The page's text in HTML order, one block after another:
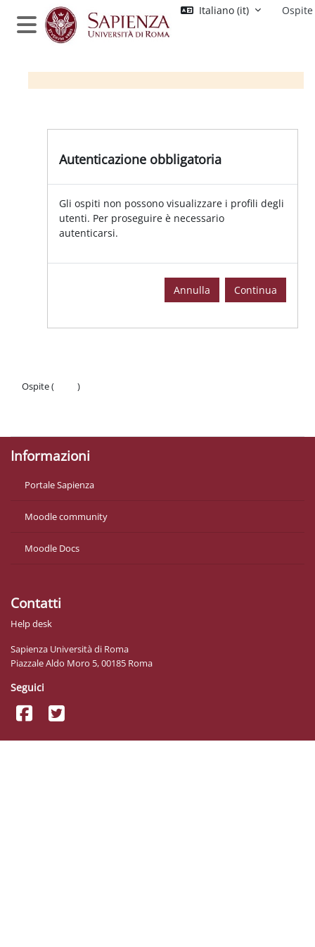
Vai al contenuto principale
Pannello laterale
Italiano ‎(it)‎ Ospite
Autenticazione obbligatoria
Gli ospiti non possono visualizzare i profili degli
utenti. Per proseguire è necessario
autenticarsi.
Annulla Continua
Ospite (
)
Informazioni
Portale Sapienza
Moodle community
Moodle Docs
Contatti
Help desk
Sapienza Università di Roma
Piazzale Aldo Moro 5, 00185 Roma
Seguici